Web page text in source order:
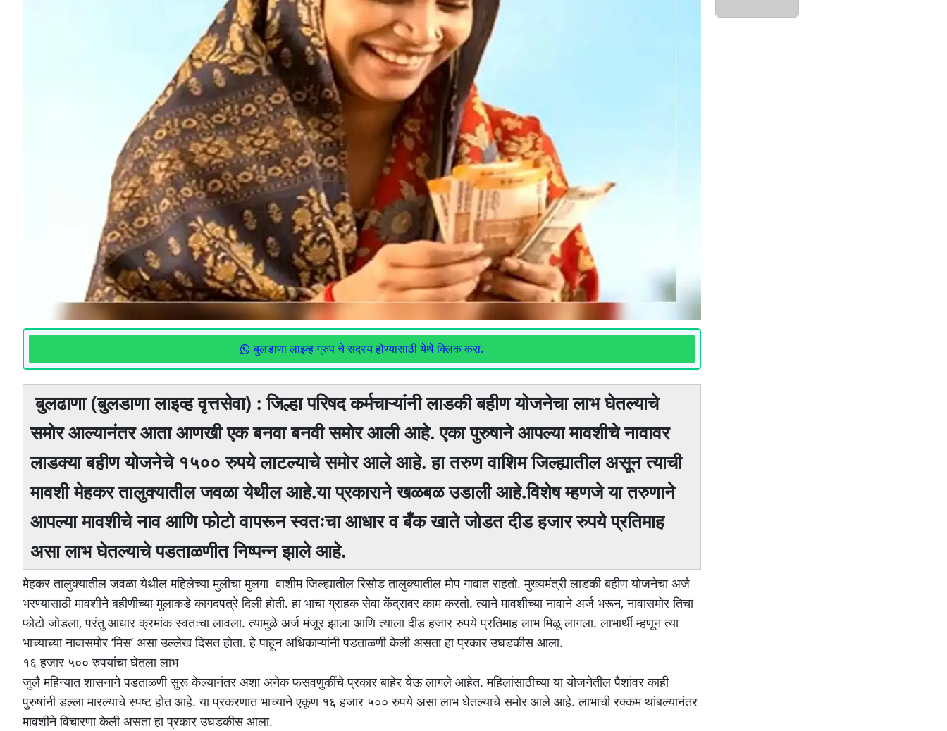
बुलडाणा लाइव्ह ग्रुप चे सदस्य होण्यासाठी येथे क्लिक करा.
बुलढाणा (बुलडाणा लाइव्ह वृत्तसेवा) : जिल्हा परिषद कर्मचाऱ्यांनी लाडकी बहीण याेजनेचा लाभ घेतल्याचे
समाेर आल्यानंतर आता आणखी एक बनवा बनवी समाेर आली आहे. एका पुरुषाने आपल्या मावशीचे नावावर
लाडक्या बहीण याेजनेचे १५०० रुपये लाटल्याचे समाेर आले आहे. हा तरुण वाशिम जिल्ह्यातील असून त्याची
मावशी मेहकर तालुक्यातील जवळा येथील आहे.या प्रकाराने खळबळ उडाली आहे.विशेष म्हणजे या तरुणाने
आपल्या मावशीचे नाव आणि फोटो वापरून स्वतःचा आधार व बँक खाते जोडत दीड हजार रुपये प्रतिमाह
असा लाभ घेतल्याचे पडताळणीत निष्पन्न झाले आहे.
मेहकर तालुक्यातील जवळा येथील महिलेच्या मुलीचा मुलगा वाशीम जिल्ह्यातील रिसोड तालुक्यातील मोप गावात राहताे. मुख्यमंत्री लाडकी बहीण याेजनेचा अर्ज
भरण्यासाठी मावशीने बहीणीच्या मुलाकडे कागदपत्रे दिली हाेती. हा भाचा ग्राहक सेवा केंद्रावर काम करतो. त्याने मावशीच्या नावाने अर्ज भरून, नावासमोर तिचा
फोटो जोडला, परंतु आधार क्रमांक स्वतःचा लावला. त्यामुळे अर्ज मंजूर झाला आणि त्याला दीड हजार रुपये प्रतिमाह लाभ मिळू लागला. लाभार्थी म्हणून त्या
भाच्याच्या नावासमोर ‘मिस’ असा उल्लेख दिसत होता. हे पाहून अधिकाऱ्यांनी पडताळणी केली असता हा प्रकार उघडकीस आला.
१६ हजार ५०० रुपयांचा घेतला लाभ
जुलै महिन्यात शासनाने पडताळणी सुरू केल्यानंतर अशा अनेक फसवणुकींचे प्रकार बाहेर येऊ लागले आहेत. महिलांसाठीच्या या योजनेतील पैशांवर काही
पुरुषांनी डल्ला मारल्याचे स्पष्ट होत आहे. या प्रकरणात भाच्याने एकूण १६ हजार ५०० रुपये असा लाभ घेतल्याचे समोर आले आहे. लाभाची रक्कम थांबल्यानंतर
मावशीने विचारणा केली असता हा प्रकार उघडकीस आला.